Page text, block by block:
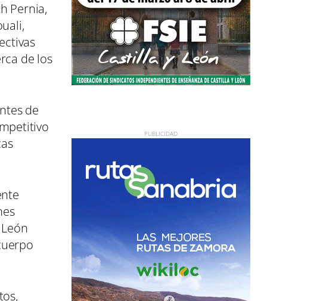
Pernia,
de los
de